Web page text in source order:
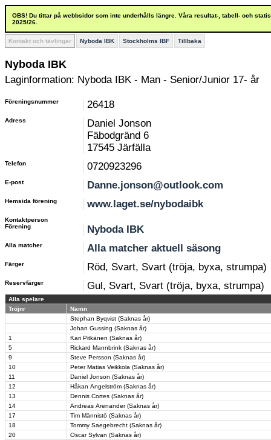
OBS! Du tittar på webbsidor som inte underhålls längre. Våra resultat-, tabell- och
2025/26.
Kontakt och tävlingar Nyboda IBK Stockholms IBF Tillbaka
Nyboda IBK
Laginformation: Nyboda IBK - Man - Senior/Junior 17- år
Föreningsnummer 26418
Adress
Daniel Jonson
Fäbodgränd 6
17545 Järfälla
Telefon 0720923296
E-post Danne.jonson@outlook.com
Hemsida förening www.laget.se/nybodaibk
Kontaktperson
Förening
Nyboda IBK
Alla matcher Alla matcher aktuell säsong
Färger Röd, Svart, Svart (tröja, byxa, strumpa)
Reservfärger Gul, Svart, Svart (tröja, byxa, strumpa)
Alla spelare
Tröjnr
Namn
Stephan Byqvist (Saknas år)
Johan Gussing (Saknas år)
1
Kari Pitkänen (Saknas år)
5
Rickard Mannbrink (Saknas år)
9
Steve Persson (Saknas år)
10
Peter Matias Veikkola (Saknas år)
11
Daniel Jonson (Saknas år)
12
Håkan Angelström (Saknas år)
13
Dennis Cortes (Saknas år)
14
Andreas Arenander (Saknas år)
17
Tim Männistö (Saknas år)
18
Tommy Saegebrecht (Saknas år)
20
Oscar Sylvan (Saknas år)